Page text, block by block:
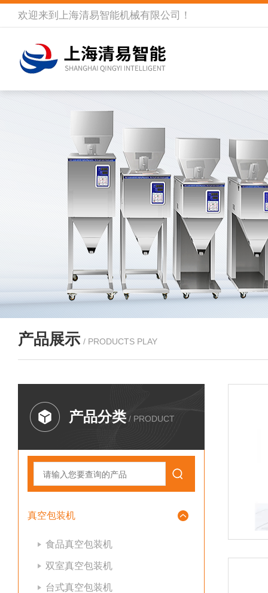
欢迎来到 上海清易智能机械有限公司 ！
产品展示 / PRODUCTS PLAY
产品分类 / PRODUCT
真空包装机
食品真空包装机
双室真空包装机
台式真空包装机